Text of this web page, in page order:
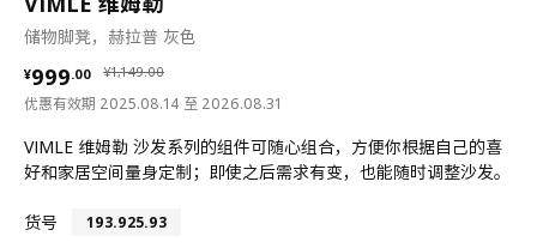
储物脚凳，赫拉普 灰色
¥1,149.00
¥ 1149.00
¥999.00
¥ 999.00
优惠有效期 2025.08.14 至 2026.08.31
VIMLE 维姆勒 沙发系列的组件可随心组合，方便你根据自己的喜
好和家居空间量身定制；即使之后需求有变，也能随时调整沙发。
货号 193.925.93